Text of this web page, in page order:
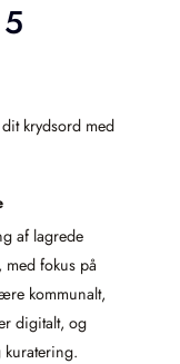
krydsord med
af lagrede
med fokus på
kommunalt,
digitalt, og
kuratering.